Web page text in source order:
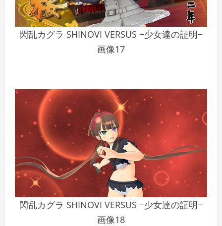
閃乱カグラ SHINOVI VERSUS −少女達の証明−
画像17
閃乱カグラ SHINOVI VERSUS −少女達の証明−
画像18